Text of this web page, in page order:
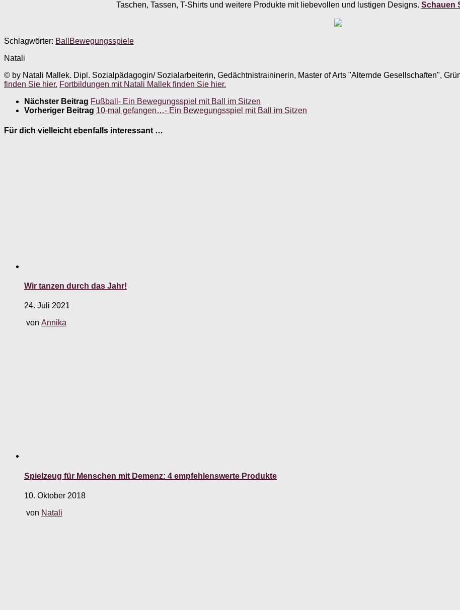
Taschen, Tassen, T-Shirts und weitere Produkte mit liebevollen und lustigen Designs. Schauen
Schlagwörter: Ball
Bewegungsspiele
Natali
© by Natali Mallek. Dipl. Sozialpädagogin/ Sozialarbeiterin, Gedächtnistraininerin, Master of Arts "Alternde Gesellschaften",
finden Sie hier. Fortbildungen mit Natali Mallek finden Sie hier.
Nächster Beitrag Fußball- Ein Bewegungsspiel mit Ball im Sitzen
Vorheriger Beitrag 10-mal gefangen…- Ein Bewegungsspiel mit Ball im Sitzen
Für dich vielleicht ebenfalls interessant …
Wir tanzen durch das Jahr!
24. Juli 2021
von Annika
Spielzeug für Menschen mit Demenz: 4 empfehlenswerte Produkte
10. Oktober 2018
von Natali